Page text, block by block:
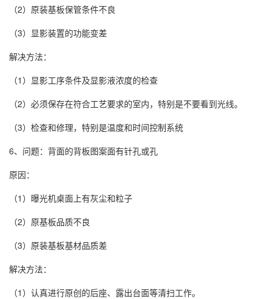
（2）原装基板保管条件不良
（3）显影装置的功能变差
解决方法：
（1）显影工序条件及显影液浓度的检查
（2）必须保存在符合工艺要求的室内，特别是不要看到光线。
（3）检查和修理，特别是温度和时间控制系统
6、问题：背面的背板图案面有针孔或孔
原因：
（1）曝光机桌面上有灰尘和粒子
（2）原基板品质不良
（3）原装基板基材品质差
解决方法：
（1）认真进行原创的后座、露出台面等清扫工作。